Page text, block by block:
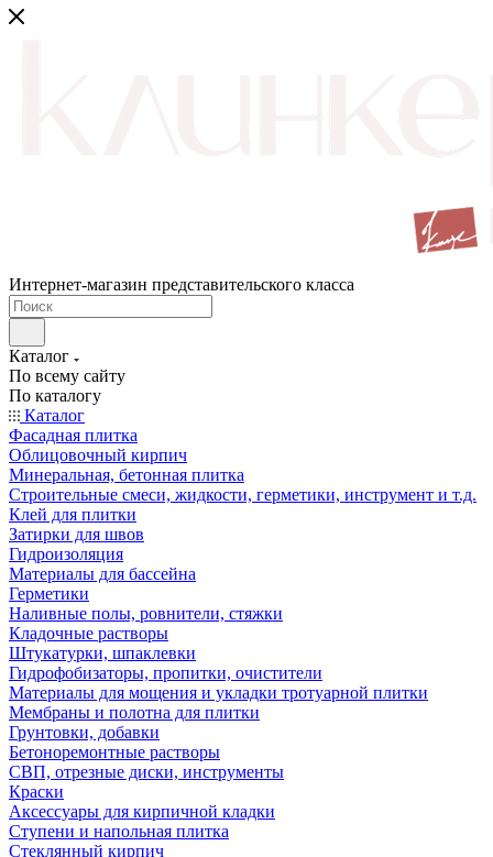
Интернет-магазин представительского класса
Каталог
По всему сайту
По каталогу
Каталог
Фасадная плитка
Облицовочный кирпич
Минеральная, бетонная плитка
Строительные смеси, жидкости, герметики, инструмент и т.д.
Клей для плитки
Затирки для швов
Гидроизоляция
Материалы для бассейна
Герметики
Наливные полы, ровнители, стяжки
Кладочные растворы
Штукатурки, шпаклевки
Гидрофобизаторы, пропитки, очистители
Материалы для мощения и укладки тротуарной плитки
Мембраны и полотна для плитки
Грунтовки, добавки
Бетоноремонтные растворы
СВП, отрезные диски, инструменты
Краски
Аксессуары для кирпичной кладки
Ступени и напольная плитка
Cтеклянный кирпич